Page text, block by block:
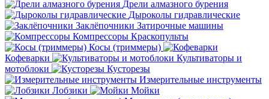
Дрели алмазного бурения
Дыроколы гидравлические
Заклёпочники Затирочные машины
Компрессоры Краскопульты
Косы (триммеры)
Кофеварки
Культиваторы и
мотоблоки
Кусторезы
Измерительные инструменты
Лобзики
Мойки